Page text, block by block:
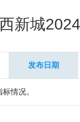
新城
发布日期
情况。